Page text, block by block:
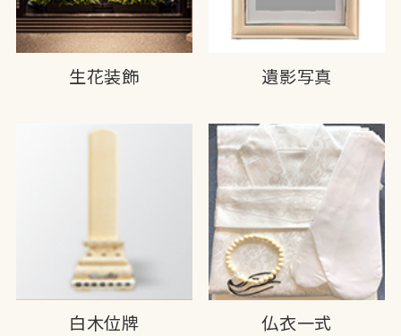
生花装飾 遺影写真
白木位牌 仏衣一式